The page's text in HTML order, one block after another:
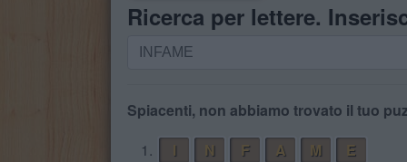
Ricerca per lettere.
Ricerca
Inserisci
Spiacenti, non abbiamo trovato il tuo
1.
N F A M
E